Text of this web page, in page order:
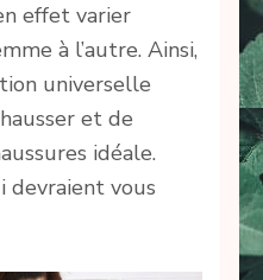
effet varier
à l’autre. Ainsi,
universelle
et de
idéale.
devraient vous